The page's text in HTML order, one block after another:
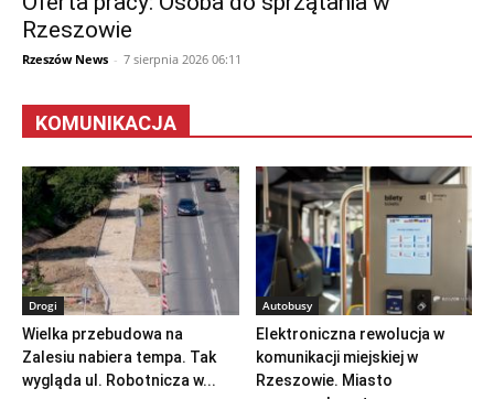
Rzeszowie
Rzeszów News - 7 sierpnia 2026 06:11
KOMUNIKACJA
Drogi
Wielka przebudowa na
Zalesiu nabiera tempa. Tak
wygląda ul. Robotnicza w...
Autobusy
Elektroniczna rewolucja w
komunikacji miejskiej w
Rzeszowie. Miasto